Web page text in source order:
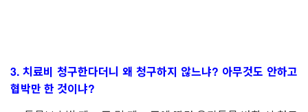
3. 치료비 청구한다더니 왜 청구하지 않느냐? 아무것도 안하고
협박만 한 것이냐?